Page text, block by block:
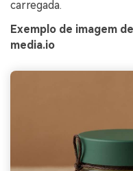
carregada.
Exemplo de imagem
media.io